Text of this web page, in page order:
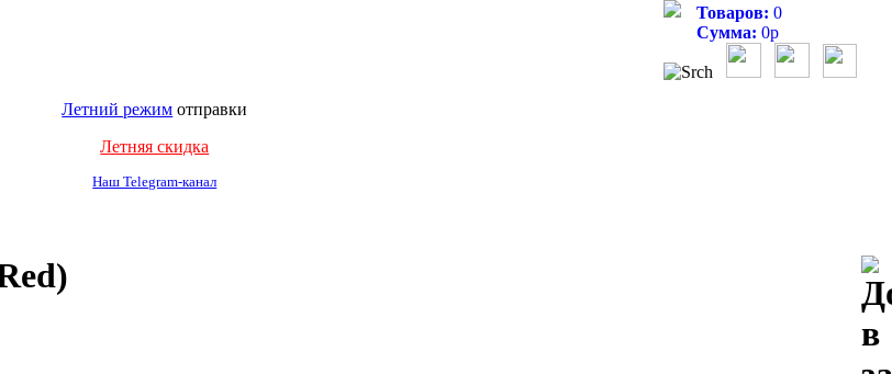
Товаров: 0
Сумма: 0р
Летний режим отправки
Летняя скидка
Наш Telegram-канал